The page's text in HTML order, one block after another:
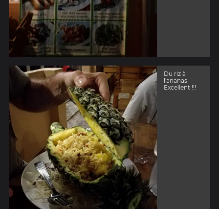
Du riz à
l'ananas
Excellent !!!